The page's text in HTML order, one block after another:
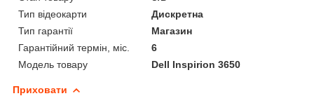
Тип відеокарти
Дискретна
Тип гарантії
Магазин
Гарантійний термін, міс.
6
Модель товару
Dell Inspirion 3650
Приховати